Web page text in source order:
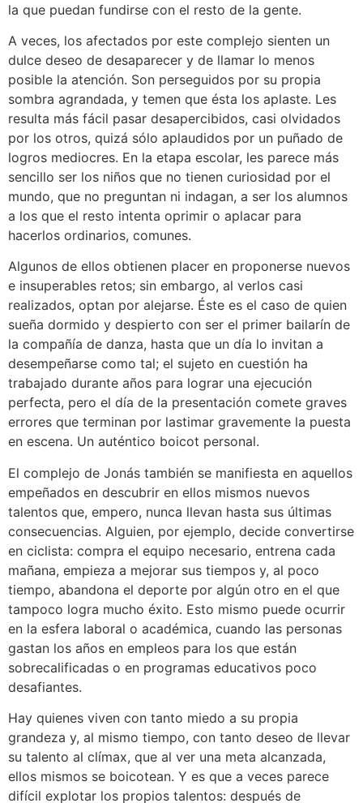
la que puedan fundirse con el resto de la gente.
A veces, los afectados por este complejo sienten un
dulce deseo de desaparecer y de llamar lo menos
posible la atención. Son perseguidos por su propia
sombra agrandada, y temen que ésta los aplaste. Les
resulta más fácil pasar desapercibidos, casi olvidados
por los otros, quizá sólo aplaudidos por un puñado de
logros mediocres. En la etapa escolar, les parece más
sencillo ser los niños que no tienen curiosidad por el
mundo, que no preguntan ni indagan, a ser los alumnos
a los que el resto intenta oprimir o aplacar para
hacerlos ordinarios, comunes.
Algunos de ellos obtienen placer en proponerse nuevos
e insuperables retos; sin embargo, al verlos casi
realizados, optan por alejarse. Éste es el caso de quien
sueña dormido y despierto con ser el primer bailarín de
la compañía de danza, hasta que un día lo invitan a
desempeñarse como tal; el sujeto en cuestión ha
trabajado durante años para lograr una ejecución
perfecta, pero el día de la presentación comete graves
errores que terminan por lastimar gravemente la puesta
en escena. Un auténtico boicot personal.
El complejo de Jonás también se manifiesta en aquellos
empeñados en descubrir en ellos mismos nuevos
talentos que, empero, nunca llevan hasta sus últimas
consecuencias. Alguien, por ejemplo, decide convertirse
en ciclista: compra el equipo necesario, entrena cada
mañana, empieza a mejorar sus tiempos y, al poco
tiempo, abandona el deporte por algún otro en el que
tampoco logra mucho éxito. Esto mismo puede ocurrir
en la esfera laboral o académica, cuando las personas
gastan los años en empleos para los que están
sobrecalificadas o en programas educativos poco
desafiantes.
Hay quienes viven con tanto miedo a su propia
grandeza y, al mismo tiempo, con tanto deseo de llevar
su talento al clímax, que al ver una meta alcanzada,
ellos mismos se boicotean. Y es que a veces parece
difícil explotar los propios talentos: después de